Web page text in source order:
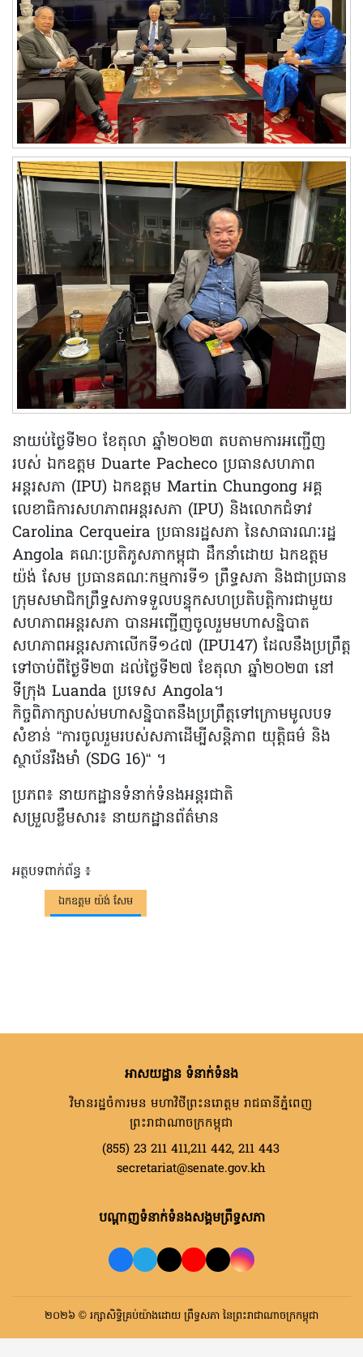
នាយប់ថ្ងៃទី២០ ខែតុលា ឆ្នាំ២០២៣ តបតាមការអញ្ជើញ
របស់ ឯកឧត្តម Duarte Pacheco ប្រធានសហភាព
អន្តរសភា (IPU) ឯកឧត្តម Martin Chungong អគ្គ
លេខាធិការសហភាពអន្តរសភា (IPU) និងលោកជំទាវ
Carolina Cerqueira ប្រធានរដ្ឋសភា នៃសាធារណៈរដ្ឋ
Angola គណៈប្រតិភូសភាកម្ពុជា ដឹកនាំដោយ ឯកឧត្តម
យ៉ង់ សែម ប្រធានគណៈកម្មការទី១ ព្រឹទ្ធសភា និងជាប្រធាន
ក្រុមសមាជិកព្រឹទ្ធសភាទទួលបន្ទុកសហប្រតិបត្តិការជាមួយ
សហភាពអន្តរសភា បានអញ្ជើញចូលរួមមហាសន្និបាត
សហភាពអន្តរសភាលើកទី១៤៧ (IPU147) ដែលនឹងប្រព្រឹត្ត
ទៅចាប់ពីថ្ងៃទី២៣ ដល់ថ្ងៃទី២៧ ខែតុលា ឆ្នាំ២០២៣ នៅ
ទីក្រុង Luanda ប្រទេស Angola។
កិច្ចពិភាក្សាបស់មហាសន្និបាតនឹងប្រព្រឹត្តទៅក្រោមមូលបទ
សំខាន់ “ការចូលរួមរបស់សភាដើម្បីសន្តិភាព យុត្តិធម៌ និង
ស្ថាប័នរឹងមាំ (SDG 16)“ ។
ប្រភព៖ នាយកដ្ឋានទំនាក់ទំនងអន្តរជាតិ
សម្រួលខ្លឹមសារ៖ នាយកដ្ឋានព័ត៌មាន
អត្ថបទពាក់ព័ន្ធ ៖
ឯកឧត្តម យ៉ង់ សែម
អាសយដ្ឋាន ទំនាក់ទំនង
វិមានរដ្ឋចំការមន មហាវិថីព្រះនរោត្តម រាជធានីភ្នំពេញ
ព្រះរាជាណាចក្រកម្ពុជា
(855) 23 211 411,211 442, 211 443
secretariat@senate.gov.kh
បណ្តាញទំនាក់ទំនងសង្គមព្រឹទ្ធសភា
២០២៦ © រក្សាសិទ្ធិគ្រប់យ៉ាងដោយ ព្រឹទ្ធសភា នៃព្រះរាជាណាចក្រកម្ពុជា